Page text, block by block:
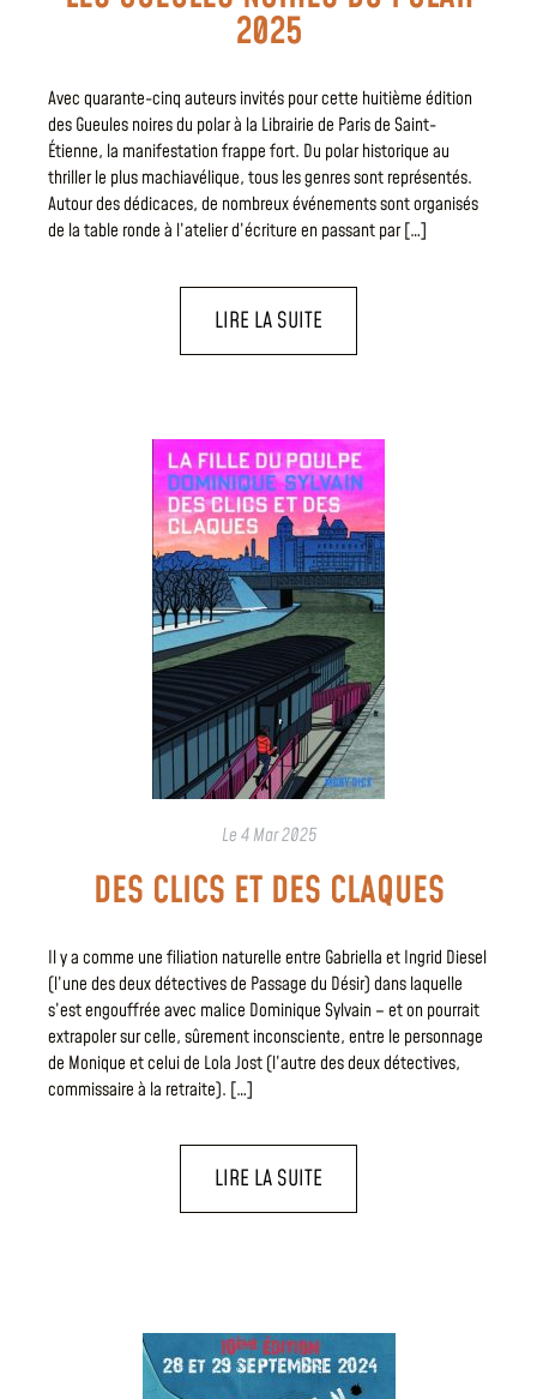
2025
Avec quarante-cinq auteurs invités pour cette huitième édition
des Gueules noires du polar à la Librairie de Paris de Saint-
Étienne, la manifestation frappe fort. Du polar historique au
thriller le plus machiavélique, tous les genres sont représentés.
Autour des dédicaces, de nombreux événements sont organisés
de la table ronde à l’atelier d’écriture en passant par […]
LIRE LA SUITE
Le4 Mar 2025
DES CLICS ET DES CLAQUES
Il y a comme une filiation naturelle entre Gabriella et Ingrid Diesel
(l’une des deux détectives de Passage du Désir) dans laquelle
s’est engouffrée avec malice Dominique Sylvain – et on pourrait
extrapoler sur celle, sûrement inconsciente, entre le personnage
de Monique et celui de Lola Jost (l’autre des deux détectives,
commissaire à la retraite). […]
LIRE LA SUITE